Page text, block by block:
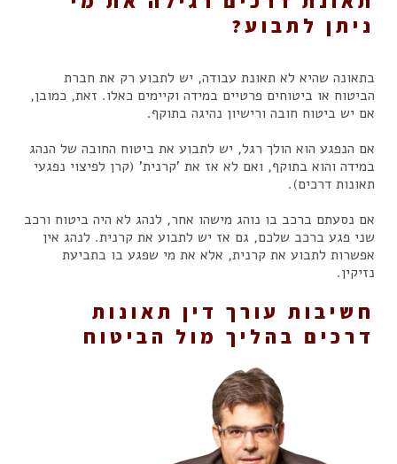
ניתן לתבוע?
בתאונה שהיא לא תאונת עבודה, יש לתבוע רק את חברת
הביטוח או ביטוחים פרטיים במידה וקיימים כאלו. זאת, כמובן,
אם יש ביטוח חובה ורישיון נהיגה בתוקף.
אם הנפגע הוא הולך רגל, יש לתבוע את ביטוח החובה של הנהג
במידה והוא בתוקף, ואם לא אז את 'קרנית' (קרן לפיצוי נפגעי
תאונות דרכים).
אם נסעתם ברכב בו נוהג מישהו אחר, לנהג לא היה ביטוח ורכב
שני פגע ברכב שלכם, גם אז יש לתבוע את קרנית. לנהג אין
אפשרות לתבוע את קרנית, אלא את מי שפגע בו בתביעת
נזיקין.
חשיבות עורך דין תאונות
דרכים בהליך מול הביטוח